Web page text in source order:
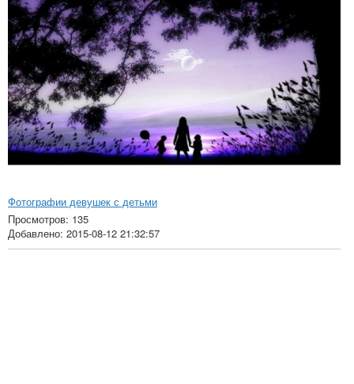
Фотографии девушек с детьми
Просмотров: 135
Добавлено: 2015-08-12 21:32:57